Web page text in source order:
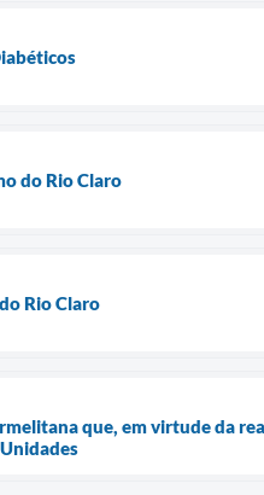
do Rio Claro
Rio Claro
que, em virtude da